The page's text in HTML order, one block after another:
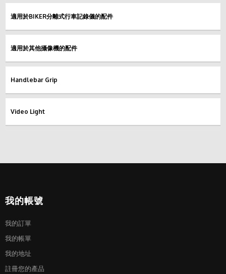
適用於BIKER分離式行車記錄儀的配件
適用於其他攝像機的配件
Handlebar Grip
Video Light
我的帳號
我的訂單
我的帳單
我的地址
註冊您的產品